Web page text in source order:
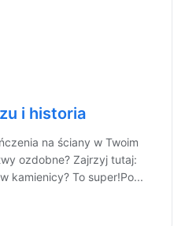
i historia
na ściany w Twoim
ozdobne? Zajrzyj tutaj:
kamienicy? To super!Po...